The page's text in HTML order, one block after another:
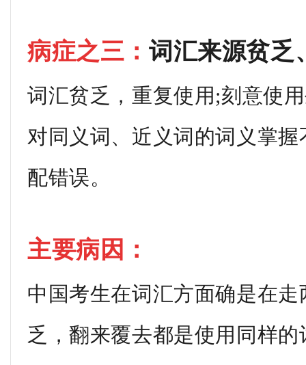
病症之三： 词汇来源贫乏
词汇贫乏，重复使用;刻意使
对同义词、近义词的词义掌
配错误。
主要病因：
中国考生在词汇方面确是在
乏，翻来覆去都是使用同样